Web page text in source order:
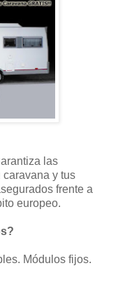
las
caravana y tus
frente a
europeo.
Módulos fijos.